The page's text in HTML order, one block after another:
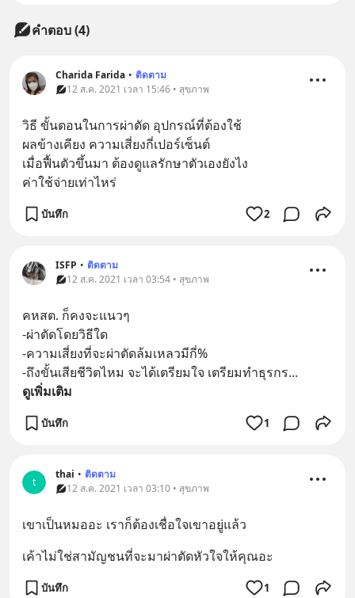
คำตอบ (4)
Charida Farida • ติดตาม
12 ส.ค. 2021 เวลา 15:46 • สุขภาพ
วิธี ขั้นตอนในการผ่าตัด อุปกรณ์ที่ต้องใช้
ผลข้างเคียง ความเสี่ยงกี่เปอร์เซ็นต์
เมื่อฟื้นตัวขึ้นมา ต้องดูแลรักษาตัวเองยังไง
ค่าใช้จ่ายเท่าไหร่
บันทึก 2
ISFP • ติดตาม
12 ส.ค. 2021 เวลา 03:54 • สุขภาพ
คหสต. ก็คงจะแนวๆ​
-ผ่าตัดโดยวิธีใด
-ความเสี่ยงที่จะผ่าตัดล้มเหลวมีกี่%
-ถึงขั้นเสียชีวิตไหม​ จะได้เตรียมใจ​ เตรียมทำธุรกร...
ดูเพิ่มเติม
บันทึก 1
t
thai • ติดตาม
12 ส.ค. 2021 เวลา 03:10 • สุขภาพ
เขาเป็นหมออะ เราก็ต้องเชื่อใจเขาอยู่แล้ว
เค้าไม่ใช่สามัญชนที่จะมาผ่าตัดหัวใจให้คุณอะ
บันทึก 1